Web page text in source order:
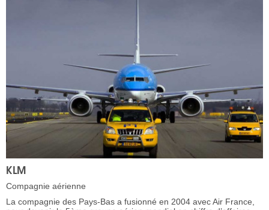
KLM
Compagnie aérienne
La compagnie des Pays-Bas a fusionné en 2004 avec Air France,